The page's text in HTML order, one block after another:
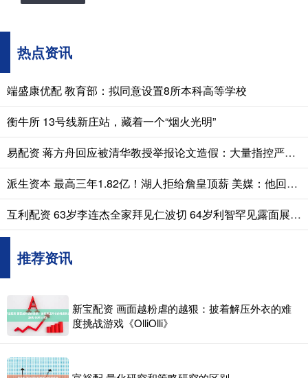
热点资讯
端盛康优配 教育部：拟同意设置8所本科高等学校
衡牛所 13号线新庄站，藏着一个“烟火光明”
易配资 蒋方舟回应被清华教授举报论文造假：大量指控严重失实，请停止网暴、造黄谣以及污蔑式举报
派生资本 最高三年1.82亿！湖人拒给詹皇顶薪 美媒：他回归东77将继续无冠
互利配资 63岁李连杰全家拜见仁波切 64岁利智罕见露面展现虔诚
推荐资讯
新宝配资 画面越粉虐的越狠：披着解压外衣的难
度挑战游戏《OlliOlli》